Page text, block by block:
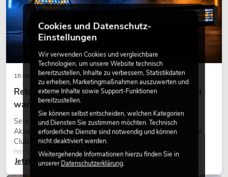
18.06.2026
Retro-Licht im modernen Lichtdesign: Warum
warmes Licht wieder wirkt
Sehr warmes Licht, sichtbare Leuchtflächen und farbige
Akzente prägen viele aktuelle Lichtdesigns auf Bühnen, in
Clubs und bei Events. Retro-Licht ist dabei kein rein
nostalgischer Effekt, sondern ein bewusst eingesetztes
Gestaltungsmittel: Es schafft Atmosphäre, gibt Szenen
Jetzt lesen
Cookies und Datenschutz-
Einstellungen
Wir verwenden Cookies und vergleichbare
Technologien, um unsere Website technisch
bereitzustellen, Inhalte zu verbessern, Statistikdaten
zu erheben, Marketingmaßnahmen auszuwerten und
externe Inhalte sowie Support-Funktionen
bereitzustellen.
Sie können selbst entscheiden, welchen Kategorien
und Diensten Sie zustimmen möchten. Technisch
erforderliche Dienste sind notwendig und können
nicht deaktiviert werden.
Weitergehende Informationen hierzu finden Sie in
unsererDatenschutzerklärung.